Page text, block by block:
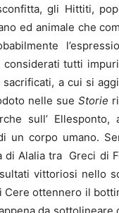
gli Hittiti,
ed animale che
considerati tutti
a cui si
nelle sue Storie
sull’ Ellesponto,
un corpo umano.
di Alalia tra Greci di
vittoriosi nello
ottennero il